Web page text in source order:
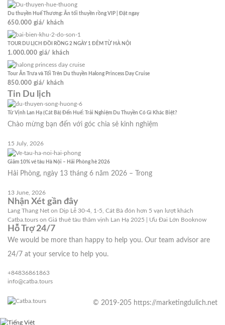
Du thuyền Huế Thương: Ăn tối thuyền rồng VIP | Đặt ngay
650.000 giá/ khách
TOUR DU LỊCH ĐỒI RỒNG 2 NGÀY 1 ĐÊM TỪ HÀ NỘI
1.000.000 giá/ khách
Tour Ăn Trưa và Tối Trên Du thuyền Halong Princess Day Cruise
850.000 giá/ khách
Tin Du lịch
Từ Vịnh Lan Hạ (Cát Bà) Đến Huế: Trải Nghiệm Du Thuyền Có Gì Khác Biệt?
Chào mừng bạn đến với góc chia sẻ kinh nghiệm
15 July, 2026
Giảm 10% vé tàu Hà Nội – Hải Phòng hè 2026
Hải Phòng, ngày 13 tháng 6 năm 2026 – Trong
13 June, 2026
Nhận Xét gần đây
Lang Thang Net on Dịp Lễ 30-4, 1-5, Cát Bà đón hơn 5 vạn lượt khách
Catba.tours on Giá thuê tàu thăm vịnh Lan Hạ 2025 | Ưu Đai Lớn Booknow
Hỗ Trợ 24/7
We would be more than happy to help you. Our team advisor are
24/7 at your service to help you.
+84836861863
info@catba.tours
© 2019-205 https://marketingdulich.net